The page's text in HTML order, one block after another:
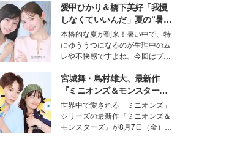
愛甲ひかり＆橋下美好「我慢
しなくていいんだ」夏の“暑さ
対策”の新しい選択肢とは？
本格的な夏が到来！暑い中で、特
にゆううつになるのが生理中のム
レや不快感ですよね。今回はプラ
モデル・愛甲ひかりさんと橋下美
好さんを迎えて本音で女子会トー
ク。猛暑のお出かけを快適に過ご
すヒントや、2人が感動した夏の
生理の新常識にも迫りました。
宮城舞・島村雄大、最新作
『ミニオンズ＆モンスター
ズ』の魅力熱弁 ハチャメチャ
だけじゃない“友情と絆”に感
動
世界中で愛される「ミニオンズ」
シリーズの最新作『ミニオンズ＆
モンスターズ』が8月7日（金）に